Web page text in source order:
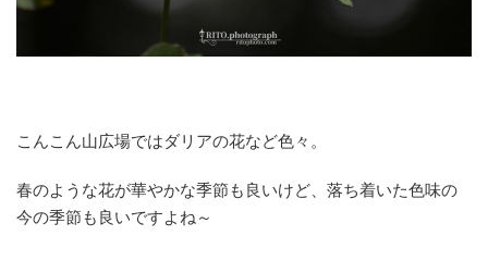
こんこん山広場ではダリアの花など色々。
春のような花が華やかな季節も良いけど、落ち着いた色味の
今の季節も良いですよね～